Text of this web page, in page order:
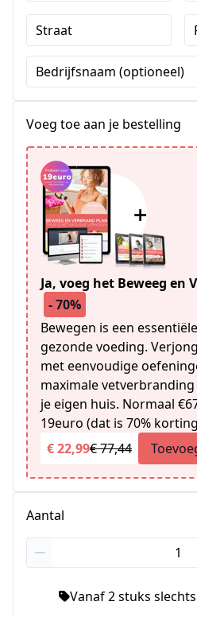
Straat
Bedrijfsnaam (optioneel)
Voeg toe aan je bestelling
Ja, voeg het Beweeg en
- 70%
Bewegen is een
gezonde voeding.
met eenvoudige
maximale
je eigen huis. Normaal
19euro (dat is 70%
€ 22,99€ 77,44
Aantal
Vanaf 2 stuks